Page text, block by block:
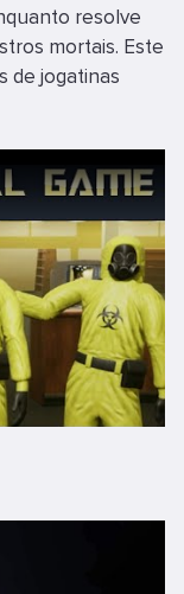
resolve
mortais. Este
de jogatinas